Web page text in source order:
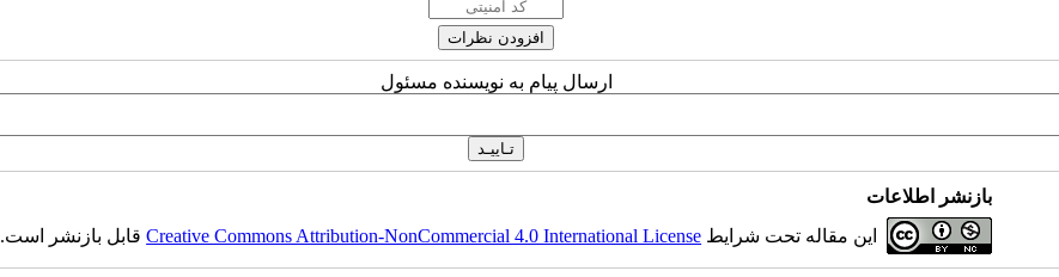
ارسال پیام به نویسنده مسئول
بازنشر اطلاعات
این مقاله تحت شرایط Creative Commons Attribution-NonCommercial 4.0 International Licenseقابل بازنشر است.